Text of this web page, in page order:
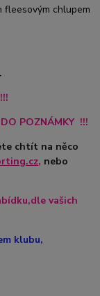
fleesovým chlupem
POZNÁMKY !!!
chtít na něco
, nebo
vašich
klubu,